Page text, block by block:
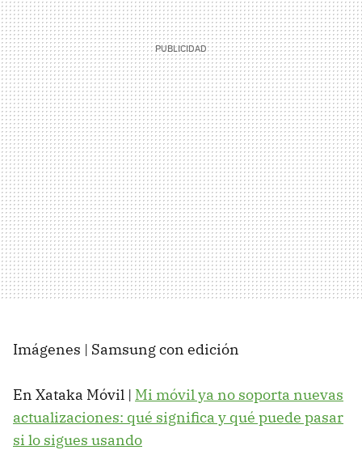
Imágenes | Samsung con edición
En Xataka Móvil | Mi móvil ya no soporta nuevas
actualizaciones: qué significa y qué puede pasar
si lo sigues usando